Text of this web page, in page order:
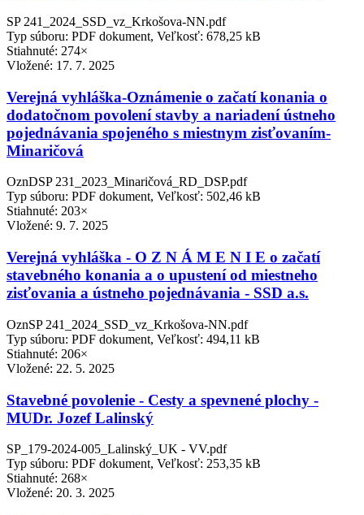
SP 241_2024_SSD_vz_Krkošova-NN.pdf
Typ súboru: PDF dokument, Veľkosť: 678,25 kB
Stiahnuté: 274×
Vložené: 17. 7. 2025
Verejná vyhláška-Oznámenie o začatí konania o
dodatočnom povolení stavby a nariadení ústneho
pojednávania spojeného s miestnym zisťovaním-
Minaričová
OznDSP 231_2023_Minaričová_RD_DSP.pdf
Typ súboru: PDF dokument, Veľkosť: 502,46 kB
Stiahnuté: 203×
Vložené: 9. 7. 2025
Verejná vyhláška - O Z N Á M E N I E o začatí
stavebného konania a o upustení od miestneho
zisťovania a ústneho pojednávania - SSD a.s.
OznSP 241_2024_SSD_vz_Krkošova-NN.pdf
Typ súboru: PDF dokument, Veľkosť: 494,11 kB
Stiahnuté: 206×
Vložené: 22. 5. 2025
Stavebné povolenie - Cesty a spevnené plochy -
MUDr. Jozef Lalinský
SP_179-2024-005_Lalinský_UK - VV.pdf
Typ súboru: PDF dokument, Veľkosť: 253,35 kB
Stiahnuté: 268×
Vložené: 20. 3. 2025